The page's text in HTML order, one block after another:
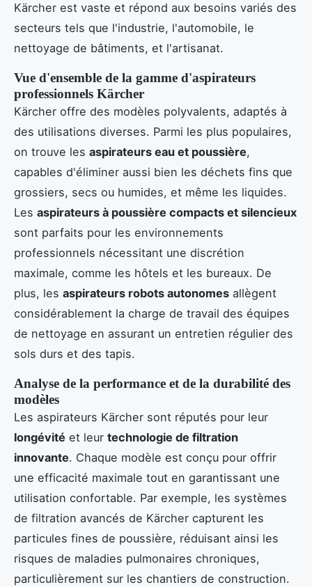
Kärcher est vaste et répond aux besoins variés des
secteurs tels que l'industrie, l'automobile, le
nettoyage de bâtiments, et l'artisanat.
Vue d'ensemble de la gamme d'aspirateurs
professionnels Kärcher
Kärcher offre des modèles polyvalents, adaptés à
des utilisations diverses. Parmi les plus populaires,
on trouve les aspirateurs eau et poussière,
capables d'éliminer aussi bien les déchets fins que
grossiers, secs ou humides, et même les liquides.
Les aspirateurs à poussière compacts et silencieux
sont parfaits pour les environnements
professionnels nécessitant une discrétion
maximale, comme les hôtels et les bureaux. De
plus, les aspirateurs robots autonomes allègent
considérablement la charge de travail des équipes
de nettoyage en assurant un entretien régulier des
sols durs et des tapis.
Analyse de la performance et de la durabilité des
modèles
Les aspirateurs Kärcher sont réputés pour leur
longévité et leur technologie de filtration
innovante. Chaque modèle est conçu pour offrir
une efficacité maximale tout en garantissant une
utilisation confortable. Par exemple, les systèmes
de filtration avancés de Kärcher capturent les
particules fines de poussière, réduisant ainsi les
risques de maladies pulmonaires chroniques,
particulièrement sur les chantiers de construction.